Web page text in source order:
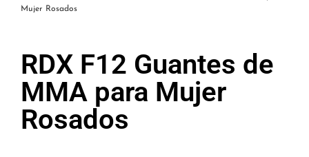
Mujer Rosados
RDX F12 Guantes de
MMA para Mujer
Rosados